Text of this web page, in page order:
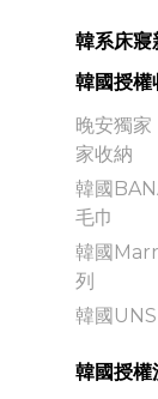
韓系床寢
韓國授
晚安獨
家收納
韓國
毛巾
韓國
列
韓國
韓國授權